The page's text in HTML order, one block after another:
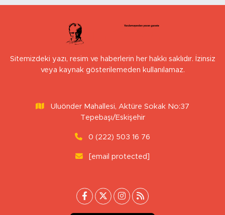
Sitemizdeki yazı, resim ve haberlerin her hakkı saklıdır. İzinsiz
veya kaynak gösterilemeden kullanılamaz.
Uluönder Mahallesi, Aktüre Sokak No:37
Tepebaşı/Eskişehir
0 (222) 503 16 76
[email protected]